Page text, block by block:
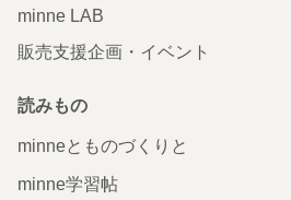
minne LAB
販売支援企画・イベント
読みもの
minneとものづくりと
minne学習帖